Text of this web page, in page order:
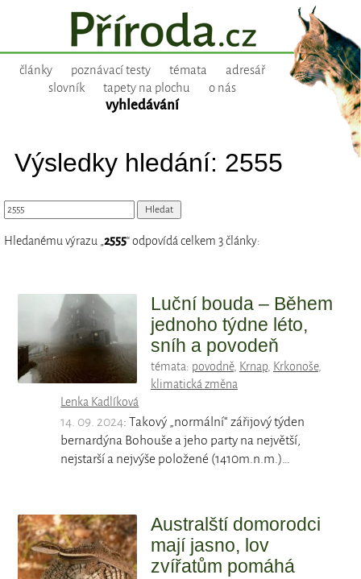
články poznávací testy témata
adresář
slovník
tapety na plochu o nás
vyhledávání
Výsledky hledání: 2555
Hledanému výrazu „2555“ odpovídá celkem 3 články:
Luční bouda – Během
jednoho týdne léto,
sníh a povodeň
témata: povodně, Krnap, Krkonoše,
klimatická změna
Lenka Kadlíková
14. 09. 2024: Takový „normální“ zářijový týden
bernardýna Bohouše a jeho party na největší,
nejstarší a nejvýše položené (1410m.n.m.)…
Australští domorodci
mají jasno, lov
zvířatům pomáhá